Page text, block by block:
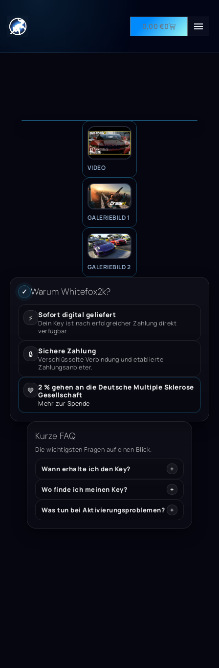
0,00€0
VIDEO
VIDEO
GALERIEBILD 1
GALERIEBILD 2
✓ Warum Whitefox2k?
⚡ Sofort digital geliefert
Dein Key ist nach erfolgreicher Zahlung direkt
verfügbar.
🔒 Sichere Zahlung
Verschlüsselte Verbindung und etablierte
Zahlungsanbieter.
💙 2 % gehen an die Deutsche Multiple Sklerose
Gesellschaft
Mehr zur Spende
Kurze FAQ
Die wichtigsten Fragen auf einen Blick.
Wann erhalte ich den Key?
Wo finde ich meinen Key?
Was tun bei Aktivierungsproblemen?